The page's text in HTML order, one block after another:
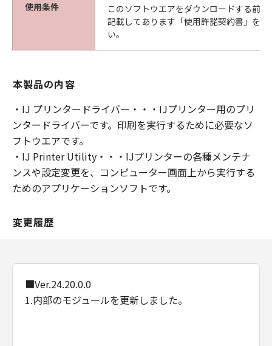
使用条件
このソフトウエアをダウンロードする前
記載してあります「使用許諾契約書」を
い。
本製品の内容
・IJ プリンタードライバー・・・IJプリンター用のプリ
ンタードライバーです。印刷を実行するために必要なソ
フトウエアです。
・IJ Printer Utility・・・IJプリンターの各種メンテナ
ンスや設定変更を、コンピューター画面上から実行する
ためのアプリケーションソフトです。
変更履歴
■Ver.24.20.0.0
1.内部のモジュールを更新しました。